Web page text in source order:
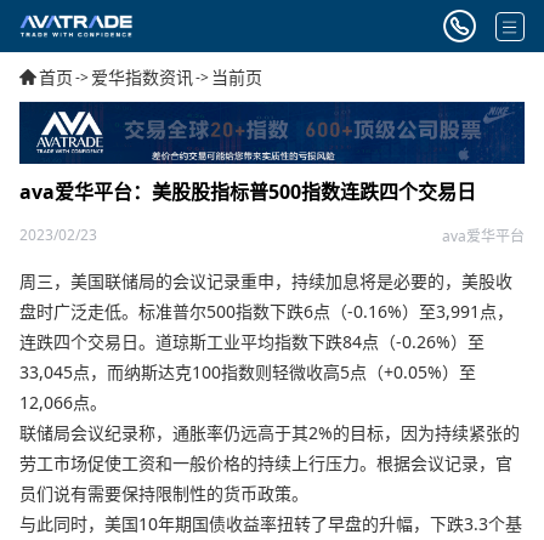
首页->爱华指数资讯-> 当前页
ava爱华平台：美股股指标普500指数连跌四个交易日
2023/02/23 ava爱华平台
周三，美国联储局的会议记录重申，持续加息将是必要的，美股收
盘时广泛走低。标准普尔500指数下跌6点（-0.16%）至3,991点，
连跌四个交易日。道琼斯工业平均指数下跌84点（-0.26%）至
33,045点，而纳斯达克100指数则轻微收高5点（+0.05%）至
12,066点。
联储局会议纪录称，通胀率仍远高于其2%的目标，因为持续紧张的
劳工市场促使工资和一般价格的持续上行压力。根据会议记录，官
员们说有需要保持限制性的货币政策。
与此同时，美国10年期国债收益率扭转了早盘的升幅，下跌3.3个基